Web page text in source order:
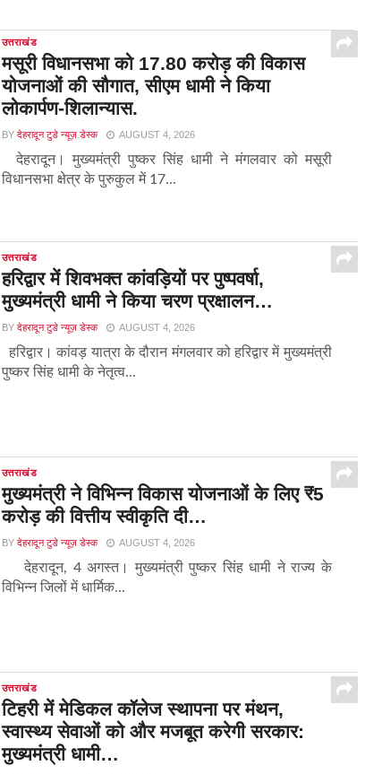
उत्तराखंड
मसूरी विधानसभा को 17.80 करोड़ की विकास
योजनाओं की सौगात, सीएम धामी ने किया
लोकार्पण-शिलान्यास.
BY देहरादून टुडे न्यूज़ डेस्क AUGUST 4, 2026
देहरादून। मुख्यमंत्री पुष्कर सिंह धामी ने मंगलवार को मसूरी
विधानसभा क्षेत्र के पुरुकुल में 17...
उत्तराखंड
हरिद्वार में शिवभक्त कांवड़ियों पर पुष्पवर्षा,
मुख्यमंत्री धामी ने किया चरण प्रक्षालन…
BY देहरादून टुडे न्यूज़ डेस्क AUGUST 4, 2026
हरिद्वार। कांवड़ यात्रा के दौरान मंगलवार को हरिद्वार में मुख्यमंत्री
पुष्कर सिंह धामी के नेतृत्व...
उत्तराखंड
मुख्यमंत्री ने विभिन्न विकास योजनाओं के लिए ₹5
करोड़ की वित्तीय स्वीकृति दी…
BY देहरादून टुडे न्यूज़ डेस्क AUGUST 4, 2026
देहरादून, 4 अगस्त। मुख्यमंत्री पुष्कर सिंह धामी ने राज्य के
विभिन्न जिलों में धार्मिक...
उत्तराखंड
टिहरी में मेडिकल कॉलेज स्थापना पर मंथन,
स्वास्थ्य सेवाओं को और मजबूत करेगी सरकार:
मुख्यमंत्री धामी…